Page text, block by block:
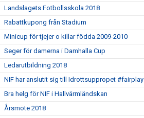
Landslagets Fotbollsskola 2018
Rabattkupong från Stadium
Minicup för tjejer o killar födda 2009-2010
Seger för damerna i Damhalla Cup
Ledarutbildning 2018
NIF har anslutit sig till Idrottsuppropet #fairplay
Bra helg för NIF i Hallvärmländskan
Årsmöte 2018